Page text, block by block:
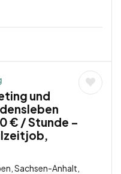
und
€ / Stunde –
Sachsen-Anhalt,